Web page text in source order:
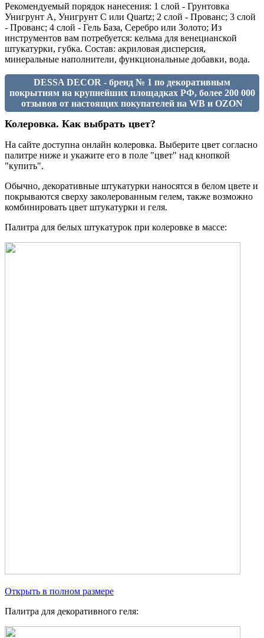
Рекомендуемый порядок нанесения: 1 слой - Грунтовка
Унигрунт А, Унигрунт С или Quartz; 2 слой - Прованс; 3 слой
- Прованс; 4 слой - Гель База, Серебро или Золото; Из
инструментов вам потребуется: кельма для венецианской
штукатурки, губка. Состав: акриловая дисперсия,
минеральные наполнители, функциональные добавки, вода.
DESSA DECOR - бренд № 1 по декоративным
покрытиям на крупнейших площадках РФ, более 200 000
отзывов от настоящих покупателей на WB и OZON
Колеровка. Как выбрать цвет?
На сайте доступна онлайн колеровка. Выберите цвет согласно
палитре ниже и укажите его в поле "цвет" над кнопкой
"купить".
Обычно, декоративные штукатурки наносятся в белом цвете и
покрываются сверху заколерованным гелем, также возможно
комбинировать цвет штукатурки и геля.
Палитра для белых штукатурок при колеровке в массе:
Открыть в полном размере
Палитра для декоративного геля: